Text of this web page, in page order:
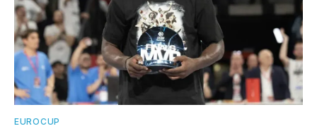
EUROCUP